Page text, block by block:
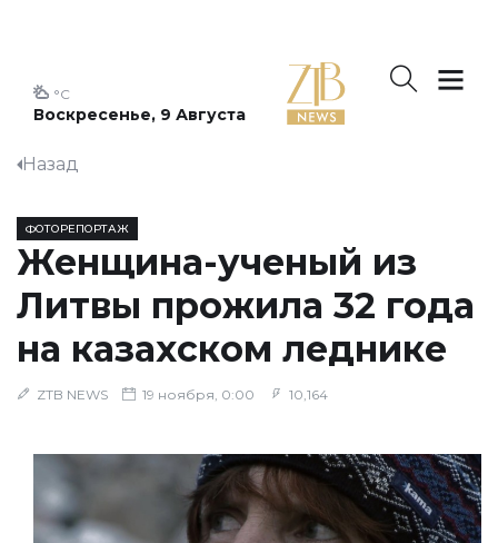
Воскресенье, 9 Августа
°C
Назад
ФОТОРЕПОРТАЖ
Женщина-ученый из
Литвы прожила 32 года
на казахском леднике
ZTB NEWS 19 ноября, 0:00 10,164